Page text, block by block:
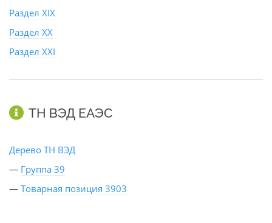
Раздел XIX
Раздел XX
Раздел XXI
ТН ВЭД ЕАЭС
Дерево ТН ВЭД
— Группа 39
— Товарная позиция 3903